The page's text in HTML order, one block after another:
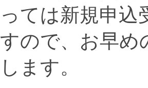
っては新規申込
すので、お早め
します。